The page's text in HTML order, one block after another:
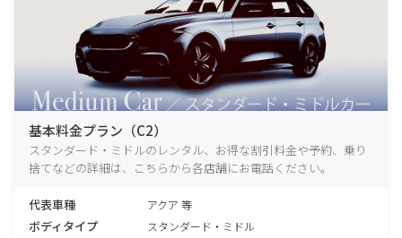
基本料金プラン（C2）
スタンダード・ミドルのレンタル、お得な割引料金や予約、乗り
捨てなどの詳細は、こちらから各店舗にお電話ください。
代表車種 アクア 等
ボディタイプ スタンダード・ミドル